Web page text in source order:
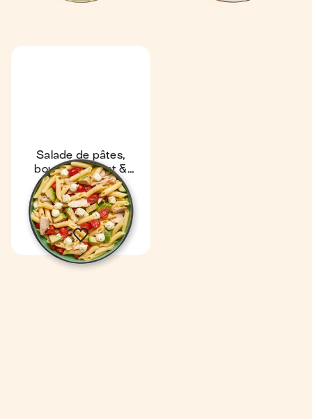
Salade de pâtes,
boursin, avocat &
poulet
Coup de ❤️
4,8
16 min
1